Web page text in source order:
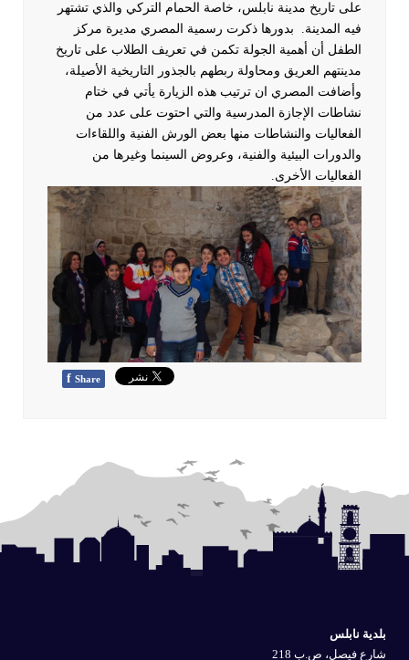
على تاريخ مدينة نابلس، خاصة الحمام التركي والذي تشتهر
فيه المدينة.
بدورها ذكرت رسمية المصري مديرة مركز
الطفل أن أهمية الجولة تكمن في تعريف الطلاب على تاريخ
مدينتهم العريق ومحاولة ربطهم بالجذور التاريخية الأصيلة،
وأضافت المصري ان ترتيب هذه الزيارة يأتي في ختام
نشاطات الإجازة المدرسية والتي احتوت على عدد من
الفعاليات والنشاطات منها بعض الورش الفنية واللقاءات
والدورات البيئية والفنية، وعروض السينما وغيرها من
الفعاليات الأخرى.
f Share
بلدية نابلس
شارع فيصل، ص.ب 218